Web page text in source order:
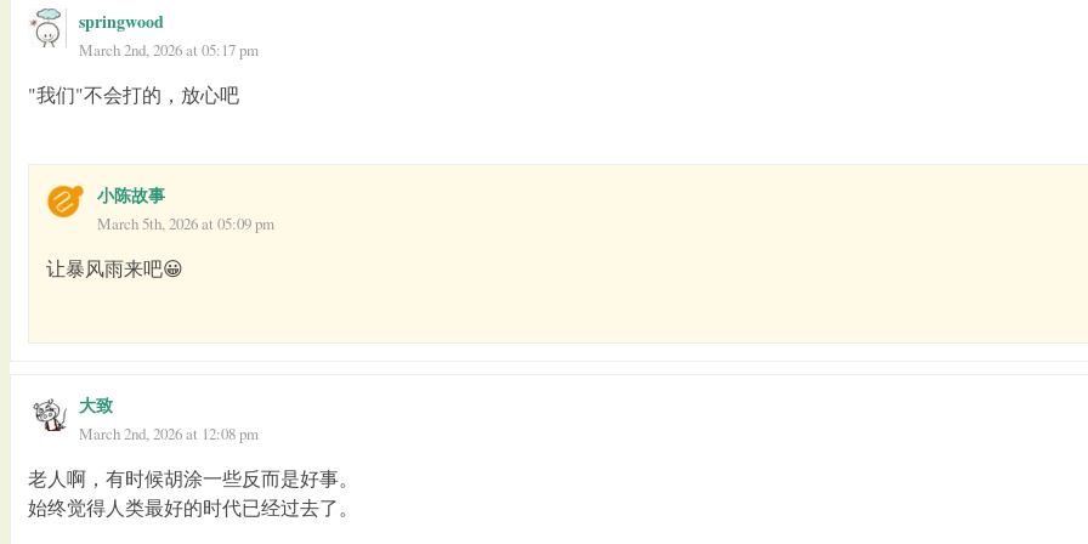
springwood
March 2nd, 2026 at 05:17 pm
"我们"不会打的，放心吧
小陈故事
March 5th, 2026 at 05:09 pm
让暴风雨来吧😀
大致
March 2nd, 2026 at 12:08 pm
老人啊，有时候胡涂一些反而是好事。
始终觉得人类最好的时代已经过去了。